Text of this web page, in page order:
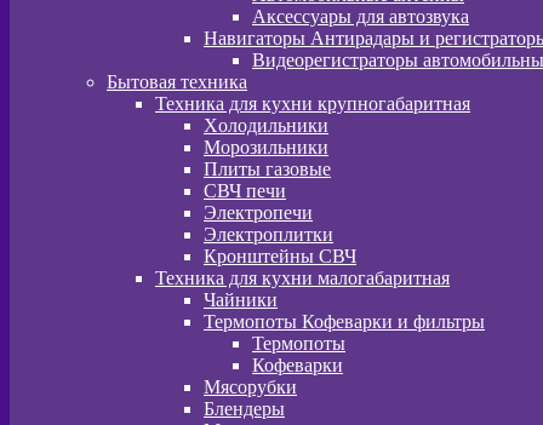
Аксессуары для автозвука
Навигаторы Антирадары и
Видеорегистраторы
Бытовая техника
Техника для кухни крупногабаритная
Xолодильники
Морозильники
Плиты газовые
СВЧ печи
Электропечи
Электроплитки
Кронштейны СВЧ
Техника для кухни малогабаритная
Чайники
Термопоты Кофеварки и фильтры
Термопоты
Кофеварки
Мясорубки
Блендеры